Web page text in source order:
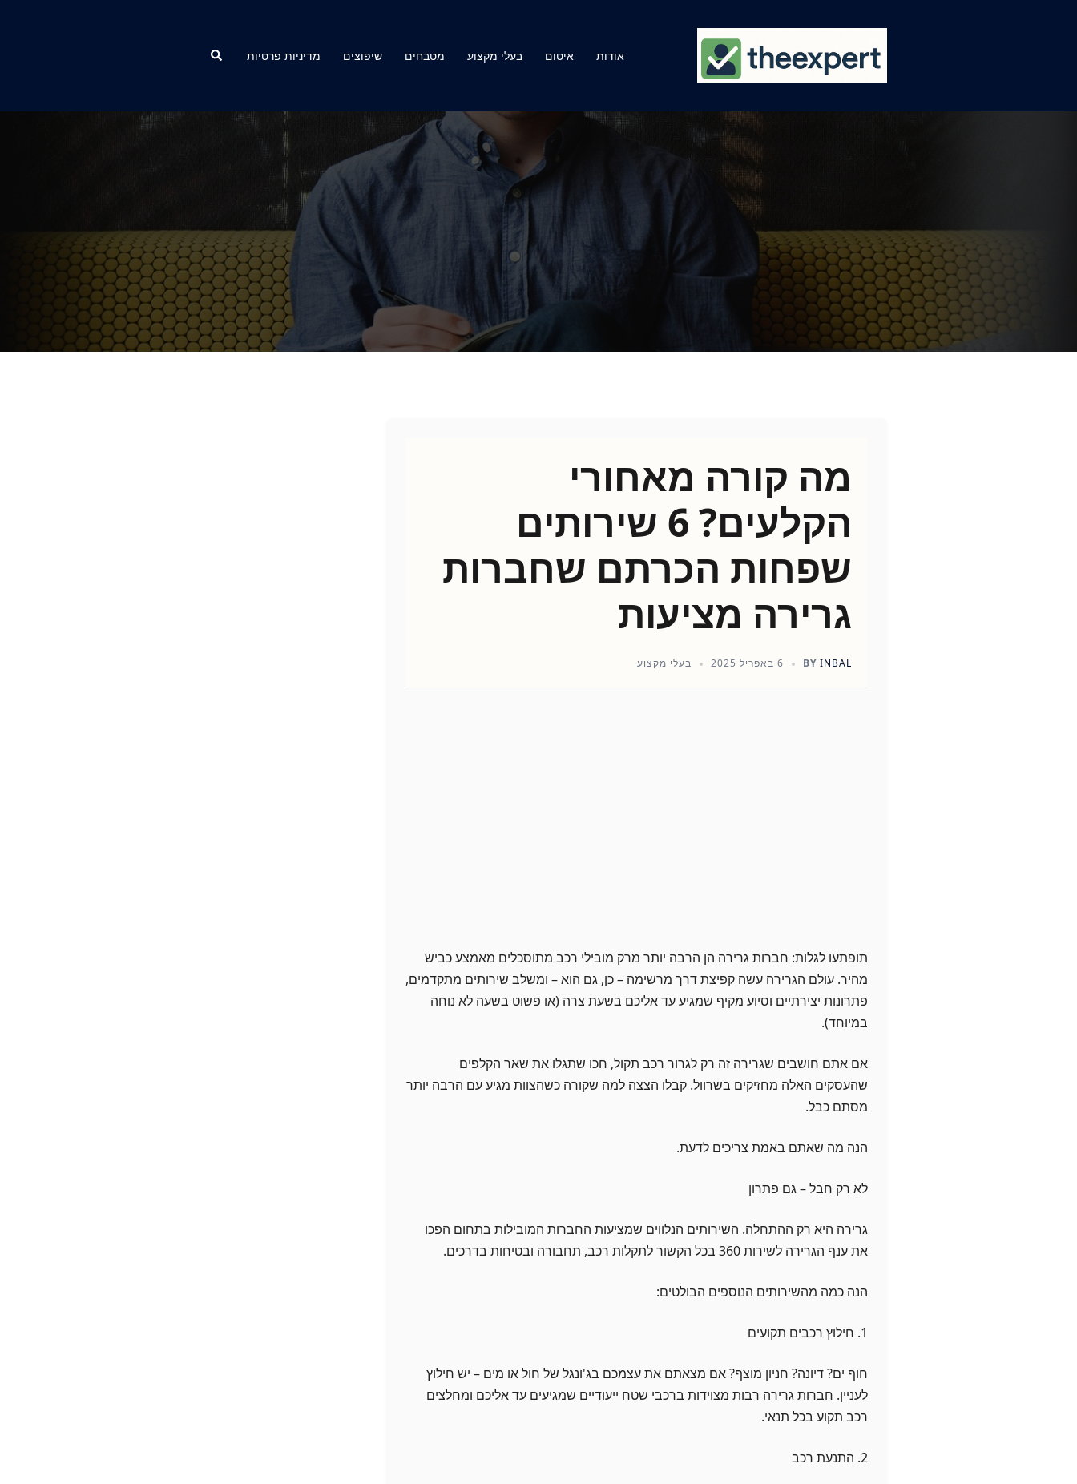
אודות איטום בעלי מקצוע מטבחים שיפוצים מדיניות פרטיות Search
מה קורה מאחורי
הקלעים? 6 שירותים
שפחות הכרתם שחברות
גרירה מציעות
BY INBAL 6 באפריל 2025 בעלי מקצוע
תופתעו לגלות: חברות גרירה הן הרבה יותר מרק מובילי רכב מתוסכלים מאמצע כביש
מהיר. עולם הגרירה עשה קפיצת דרך מרשימה – כן, גם הוא – ומשלב שירותים מתקדמים,
פתרונות יצירתיים וסיוע מקיף שמגיע עד אליכם בשעת צרה (או פשוט בשעה לא נוחה
במיוחד).
אם אתם חושבים שגרירה זה רק לגרור רכב תקול, חכו שתגלו את שאר הקלפים
שהעסקים האלה מחזיקים בשרוול. קבלו הצצה למה שקורה כשהצוות מגיע עם הרבה יותר
מסתם כבל.
הנה מה שאתם באמת צריכים לדעת.
לא רק חבל – גם פתרון
גרירה היא רק ההתחלה. השירותים הנלווים שמציעות החברות המובילות בתחום הפכו
את ענף הגרירה לשירות 360 בכל הקשור לתקלות רכב, תחבורה ובטיחות בדרכים.
הנה כמה מהשירותים הנוספים הבולטים:
1. חילוץ רכבים תקועים
חוף ים? דיונה? חניון מוצף? אם מצאתם את עצמכם בג'ונגל של חול או מים – יש חילוץ
לעניין. חברות גרירה רבות מצוידות ברכבי שטח ייעודיים שמגיעים עד אליכם ומחלצים
רכב תקוע בכל תנאי.
2. התנעת רכב